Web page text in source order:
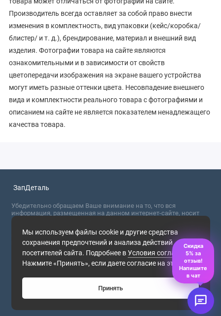
Производитель всегда оставляет за собой право внести
изменения в комплектность, вид упаковки (кейс/коробка/
блистер/ и т. д.), брендирование, материал и внешний вид
изделия. Фотографии товара на сайте являются
ознакомительными и в зависимости от свойств
цветопередачи изображения на экране вашего устройства
могут иметь разные оттенки цвета. Несовпадение внешнего
вида и комплектности реального товара с фотографиями и
описанием на сайте не является показателем ненадлежащего
качества товара.
Мы используем файлы cookie и другие средства
сохранения предпочтений и анализа действий
посетителей сайта. Подробнее вУсловия соглашения.
Нажмите «Принять», если даете согласие на это.
Принять
ЗапДеталь
Убедительно обращаем Ваше внимание на то, что вся
информация, размещенная на данном интернет-сайте, носит
сугубо информационный характер и не являются публичной
офертой, определяемой положениями Статьи 437 (2) ГК РФ. Для
получения точной информации о стоимости товаров,
пожалуйста, обращайтесь в ближайший офис продаж.
2026
Скидка
5% за
отзыв!
Напишите
в чат